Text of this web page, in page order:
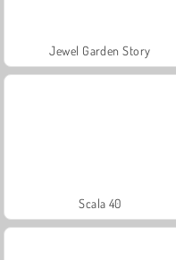
Jewel Garden Story
Scala 40